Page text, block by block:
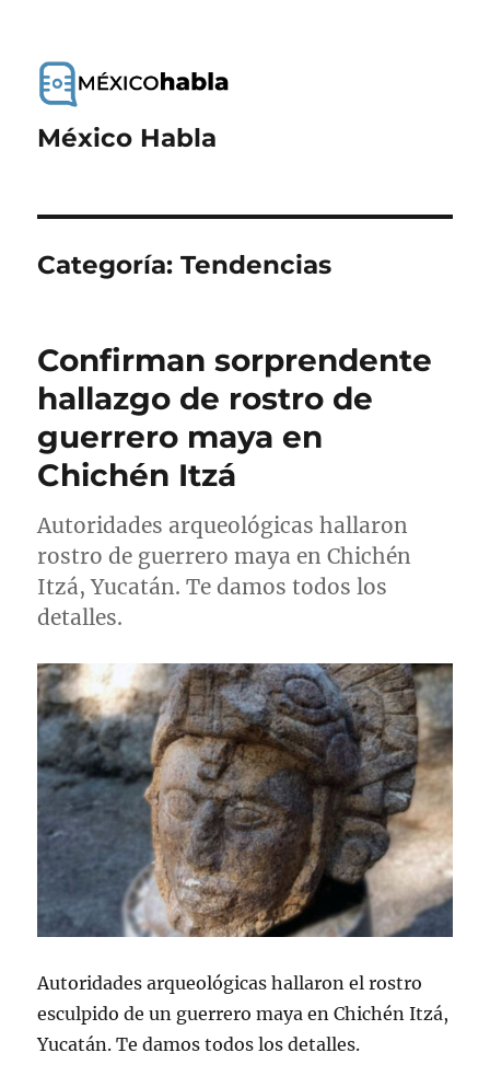
México Habla
Categoría:Tendencias
Confirman sorprendente
hallazgo de rostro de
guerrero maya en
Chichén Itzá
Autoridades arqueológicas hallaron
rostro de guerrero maya en Chichén
Itzá, Yucatán. Te damos todos los
detalles.
Autoridades arqueológicas hallaron el rostro
esculpido de un guerrero maya en Chichén Itzá,
Yucatán. Te damos todos los detalles.